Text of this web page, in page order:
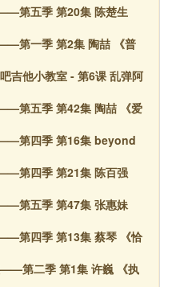
第五季 第20集 陈楚生
第一季 第2集 陶喆 《普
吉他小教室 - 第6课 乱弹阿
第五季 第42集 陶喆 《爱
第四季 第16集 beyond
第四季 第21集 陈百强
第五季 第47集 张惠妹
第四季 第13集 蔡琴 《恰
第二季 第1集 许巍 《执